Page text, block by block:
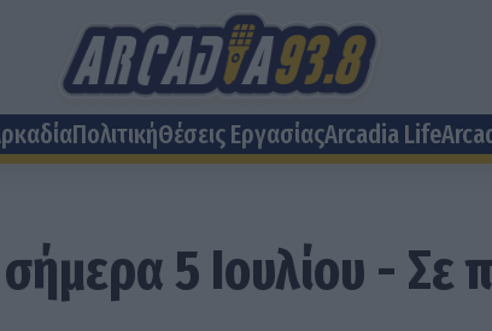
ΠολιτικήΘέσεις EργασίαςArcadia Life
5 Ιουλίου - Σε